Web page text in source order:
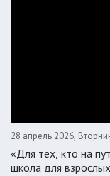
28 апрель 2026,
«Для тех, кто на
школа для